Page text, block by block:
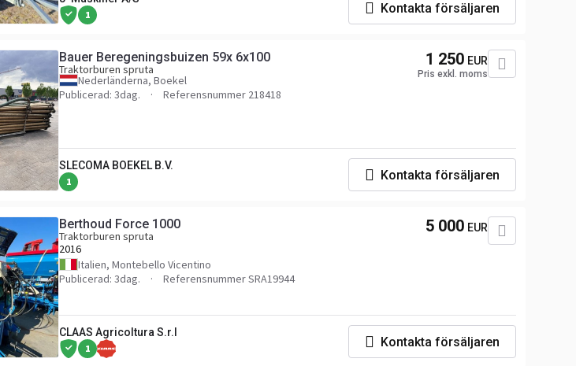
1 Kontakta försäljaren
Bauer Beregeningsbuizen 59x 6x100
Traktorburen spruta
Nederländerna, Boekel
Publicerad: 3dag.
Referensnummer 218418
1 250 EUR
Pris exkl. moms
SLECOMA BOEKEL B.V.
1 Kontakta försäljaren
Berthoud Force 1000
Traktorburen spruta
2016
Italien, Montebello Vicentino
Publicerad: 3dag.
Referensnummer SRA19944
5 000 EUR
CLAAS Agricoltura S.r.l
1 Kontakta försäljaren